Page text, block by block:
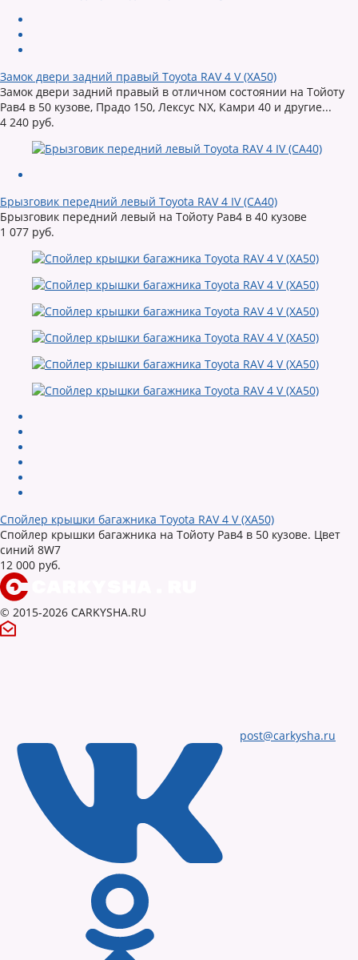
Замок двери задний правый Toyota RAV 4 V (XA50)
Замок двери задний правый в отличном состоянии на Тойоту
Рав4 в 50 кузове, Прадо 150, Лексус NX, Камри 40 и другие...
4 240 руб.
Брызговик передний левый Toyota RAV 4 IV (CA40)
Брызговик передний левый на Тойоту Рав4 в 40 кузове
1 077 руб.
Спойлер крышки багажника Toyota RAV 4 V (XA50)
Спойлер крышки багажника на Тойоту Рав4 в 50 кузове. Цвет
синий 8W7
12 000 руб.
© 2015-2026 CARKYSHA.RU
post@carkysha.ru